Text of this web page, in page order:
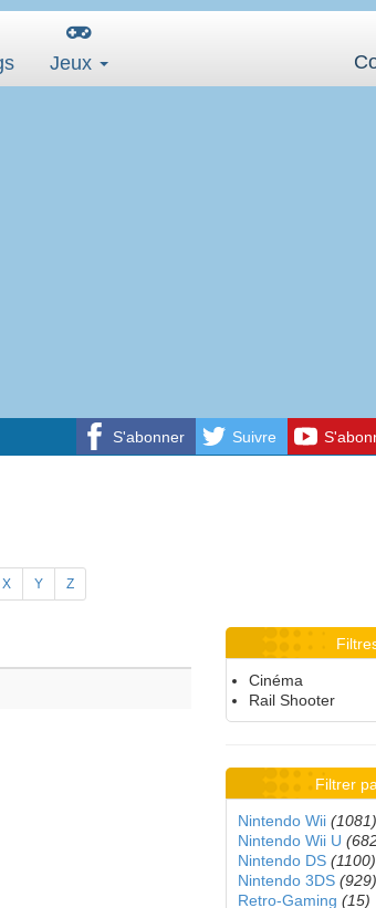
Jeux
S'abonner Suivre
X Y Z
Cinéma
Rail Shooter
Filtrer
Nintendo Wii (1081)
Nintendo Wii U
Nintendo DS (1100)
Nintendo 3DS (929)
Retro-Gaming (15)